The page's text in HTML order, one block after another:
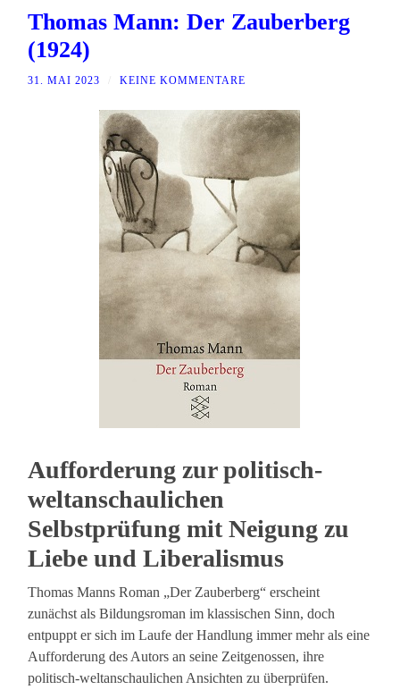
Thomas Mann: Der Zauberberg
(1924)
31. MAI 2023 KEINE KOMMENTARE
Aufforderung zur politisch-
weltanschaulichen
Selbstprüfung mit Neigung zu
Liebe und Liberalismus
Thomas Manns Roman „Der Zauberberg“ erscheint
zunächst als Bildungsroman im klassischen Sinn, doch
entpuppt er sich im Laufe der Handlung immer mehr als eine
Aufforderung des Autors an seine Zeitgenossen, ihre
politisch-weltanschaulichen Ansichten zu überprüfen.